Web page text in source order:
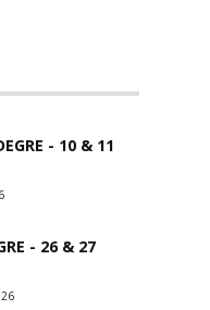
- 10 & 11
- 26 & 27